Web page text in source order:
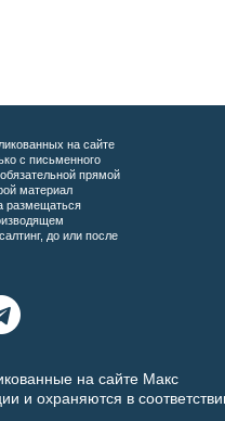
на сайте
с письменного
прямой
материал
размещаться
до или после
на сайте Макс
и охраняются в